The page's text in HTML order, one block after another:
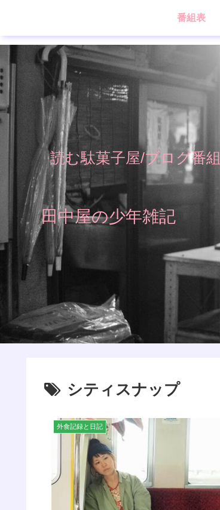
読む駄菓子屋/ブログ番組
田中屋の少年雑記
番組表
シティスナップ
外食記録と日記